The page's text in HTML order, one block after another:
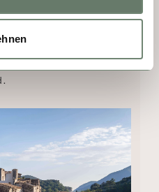
el sentido más
el mirador de la